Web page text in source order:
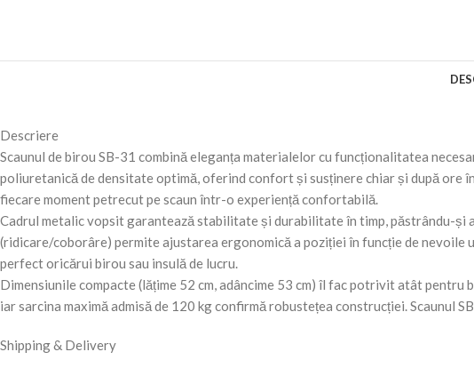
Descriere
Scaunul de birou SB-31 combină eleganța materialelor cu funcționalitatea
poliuretanică de densitate optimă, oferind confort și susținere chiar și după ore
fiecare moment petrecut pe scaun într-o experiență confortabilă.
Cadrul metalic vopsit garantează stabilitate și durabilitate în timp, păstrându-și
(ridicare/coborâre) permite ajustarea ergonomică a poziției în funcție de
perfect oricărui birou sau insulă de lucru.
Dimensiunile compacte (lățime 52 cm, adâncime 53 cm) îl fac potrivit atât
iar sarcina maximă admisă de 120 kg confirmă robustețea construcției.
Shipping & Delivery